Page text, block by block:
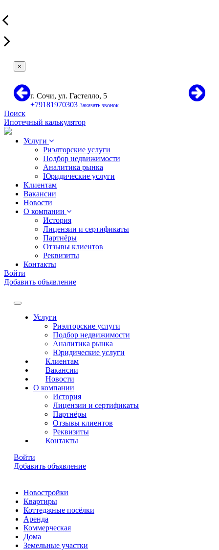
×
г. Сочи, ул. Гастелло, 5
+79181970303 Заказать звонок
Поиск
Ипотечный калькулятор
Услуги
Риэлторские услуги
Подбор недвижимости
Аналитика рынка
Юридические услуги
Клиентам
Вакансии
Новости
О компании
История
Лицензии и сертификаты
Партнёры
Отзывы клиентов
Реквизиты
Контакты
Войти
Добавить объявление
Услуги
Риэлторские услуги
Подбор недвижимости
Аналитика рынка
Юридические услуги
Клиентам
Вакансии
Новости
О компании
История
Лицензии и сертификаты
Партнёры
Отзывы клиентов
Реквизиты
Контакты
Войти
Добавить объявление
Новостройки
Квартиры
Коттеджные посёлки
Аренда
Коммерческая
Дома
Земельные участки